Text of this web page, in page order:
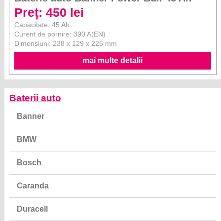
Preț: 450 lei
Capacitate: 45 Ah
Curent de pornire: 390 A(EN)
Dimensiuni: 238 x 129 x 225 mm
mai multe detalii
Baterii auto
Banner
BMW
Bosch
Caranda
Duracell